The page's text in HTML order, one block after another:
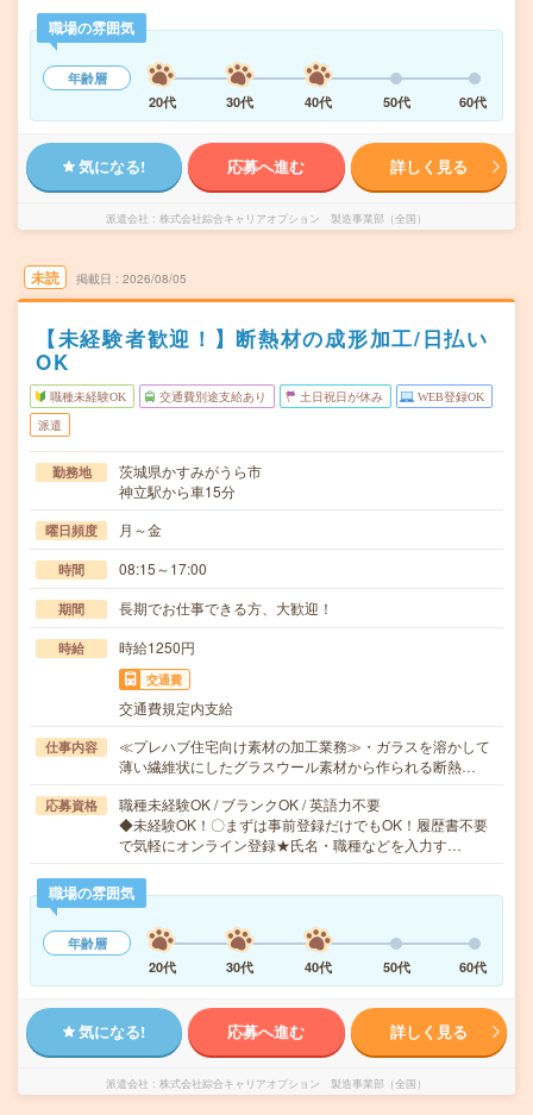
職場の雰囲気
年齢層
20代
30代 40代 50代 60代
気になる! 応募へ進む 詳しく見る
派遣会社 株式会社綜合キャリアオプション 製造事業部（全国）
未読 掲載日 2026/08/05
【未経験者歓迎！】断熱材の成形加工/日払い
OK
職種未経験OK 交通費別途支給あり 土日祝日が休み WEB登録OK
派遣
勤務地
茨城県かすみがうら市
神立駅から車15分
曜日頻度 月～金
時間 08:15～17:00
期間 長期でお仕事できる方、大歓迎！
時給 時給1250円
交通費
交通費規定内支給
仕事内容
≪プレハブ住宅向け素材の加工業務≫・ガラスを溶かして
薄い繊維状にしたグラスウール素材から作られる断熱…
応募資格
職種未経験OK / ブランクOK / 英語力不要
◆未経験OK！〇まずは事前登録だけでもOK！履歴書不要
で気軽にオンライン登録★氏名・職種などを入力す…
職場の雰囲気
年齢層
20代
30代 40代 50代 60代
気になる! 応募へ進む 詳しく見る
派遣会社 株式会社綜合キャリアオプション 製造事業部（全国）